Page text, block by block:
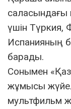
саласындағы
үшін Түркия,
Испанияның
барады.
Сонымен
жұмысы
мультфильм